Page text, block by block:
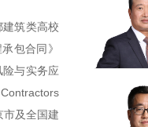
筑类高校
包合同》
与实务应
及全国建